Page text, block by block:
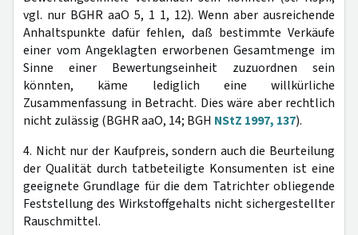
vgl. nur BGHR aaO 5, 1 1, 12). Wenn aber ausreichende
Anhaltspunkte dafür fehlen, daß bestimmte Verkäufe
einer vom Angeklagten erworbenen Gesamtmenge im
Sinne einer Bewertungseinheit zuzuordnen sein
könnten, käme lediglich eine willkürliche
Zusammenfassung in Betracht. Dies wäre aber rechtlich
nicht zulässig (BGHR aaO, 14; BGH NStZ 1997, 137).
4. Nicht nur der Kaufpreis, sondern auch die Beurteilung
der Qualität durch tatbeteiligte Konsumenten ist eine
geeignete Grundlage für die dem Tatrichter obliegende
Feststellung des Wirkstoffgehalts nicht sichergestellter
Rauschmittel.